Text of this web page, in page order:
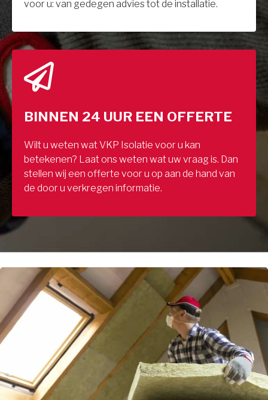
voor u: van gedegen advies tot de installatie.
BINNEN 24 UUR EEN OFFERTE
Wilt u weten wat VKP Isolatie voor u kan
betekenen? Laat ons weten wat uw vraag is. Dan
stellen wij een offerte voor u op aan de hand van
de door u verkregen informatie.